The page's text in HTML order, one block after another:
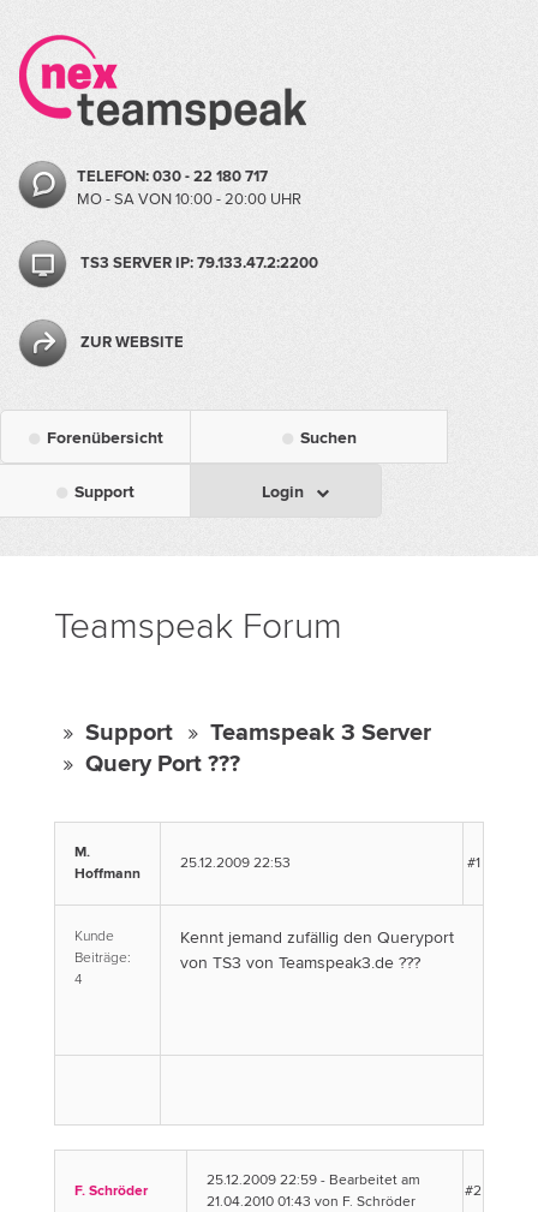
TELEFON: 030 - 22 180 717
MO - SA VON 10:00 - 20:00 UHR
TS3 SERVER IP: 79.133.47.2:2200
ZUR WEBSITE
Forenübersicht Suchen
Support Login
Teamspeak Forum
Support
Teamspeak 3 Server
Query Port ???
M.
Hoffmann
25.12.2009 22:53 #1
Kunde
Beiträge:
4
Kennt jemand zufällig den Queryport
von TS3 von Teamspeak3.de ???
F. Schröder
25.12.2009 22:59 - Bearbeitet am
21.04.2010 01:43 von F. Schröder
#2